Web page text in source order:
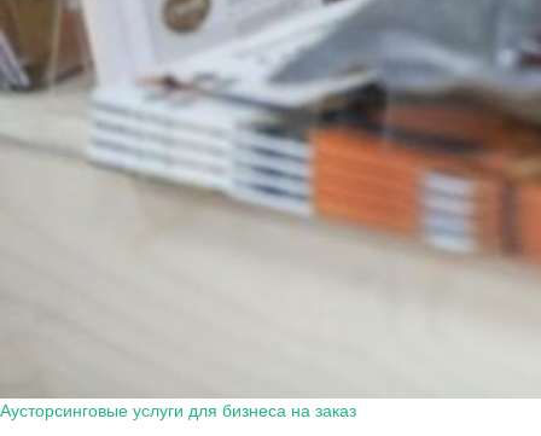
Аусторсинговые услуги для бизнеса на заказ